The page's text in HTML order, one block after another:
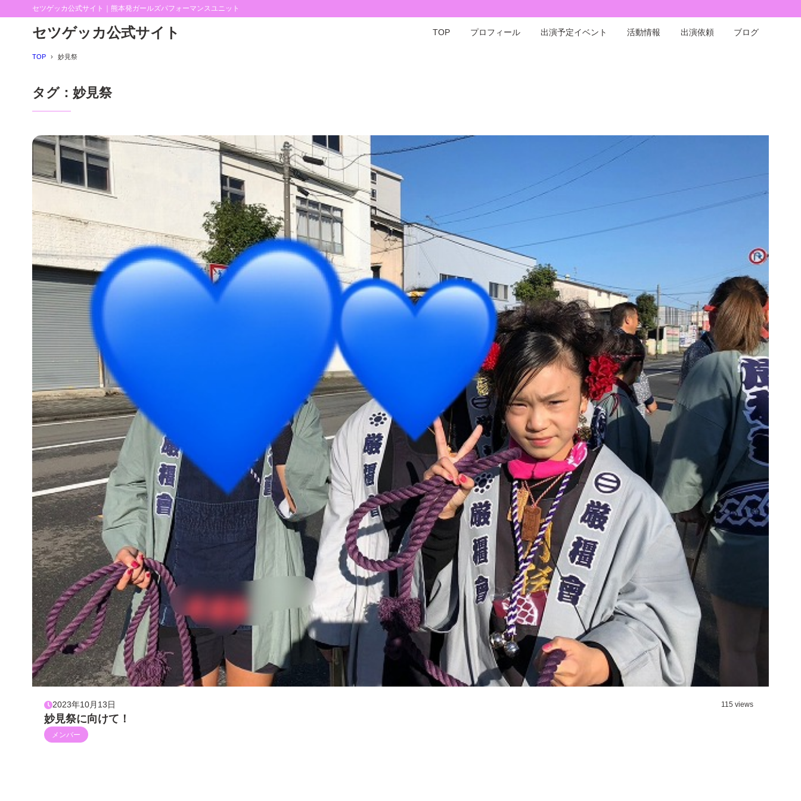
セツゲッカ公式サイト｜熊本発ガールズパフォーマンスユニット
セツゲッカ公式サイト TOP プロフィール 出演予定イベント 活動情報 出演依頼 ブログ
TOP 妙見祭
タグ：妙見祭
2023年10月13日 115 views
妙見祭に向けて！
メンバー